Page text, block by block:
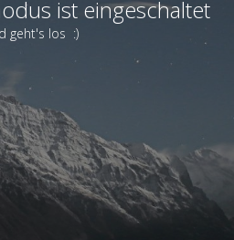
ist eingeschaltet
geht's los :)